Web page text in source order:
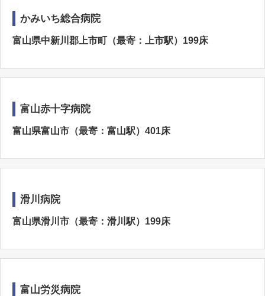
かみいち総合病院
富山県中新川郡上市町（最寄：上市駅）199床
富山赤十字病院
富山県富山市（最寄：富山駅）401床
滑川病院
富山県滑川市（最寄：滑川駅）199床
富山労災病院